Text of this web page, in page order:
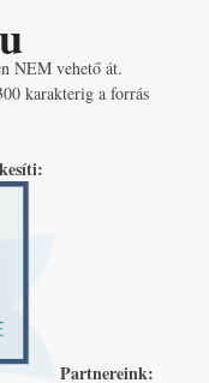
NEM vehető át.
karakterig a forrás
Partnereink: